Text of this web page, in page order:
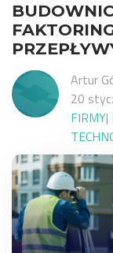
Artur
20
FIRMY|